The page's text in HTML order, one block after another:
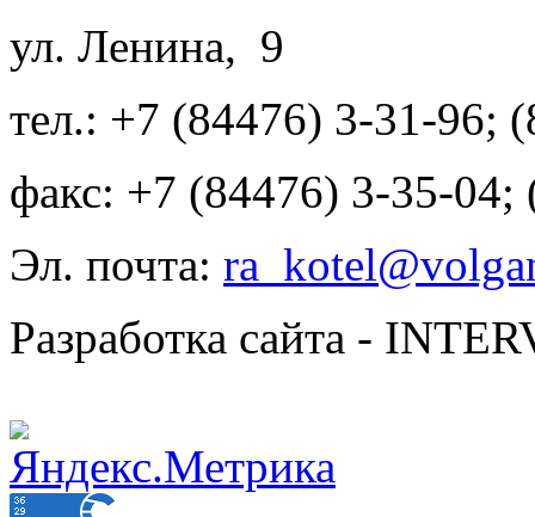
ул. Ленина, 9
тел.: +7 (84476) 3-31-96;
факс: +7 (84476) 3-35-04;
Эл. почта:
Разработка сайта -